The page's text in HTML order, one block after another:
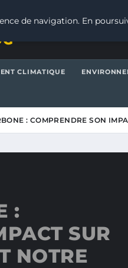
CLIMATIQUE
: COMPRENDRE SON
:
SUR
NOTRE
de navigation. En